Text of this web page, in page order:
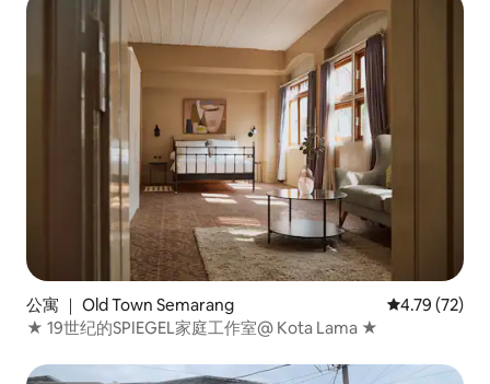
公寓 ｜ Old Town Semarang 平均评分
4.79 (72)
★ 19世纪的SPIEGEL家庭工作室@ Kota Lama ★